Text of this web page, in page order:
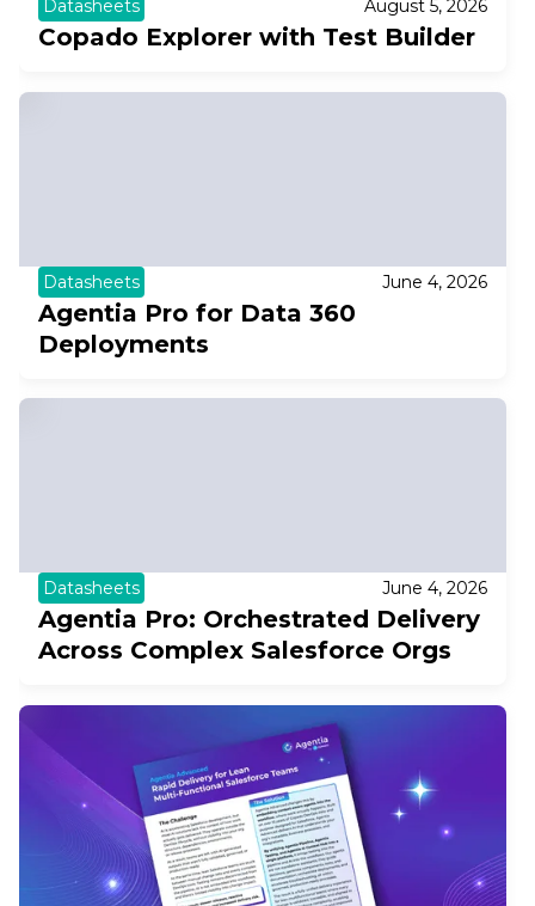
Datasheets August 5, 2026
Copado Explorer with Test Builder
Datasheets June 4, 2026
Agentia Pro for Data 360
Deployments
Datasheets June 4, 2026
Agentia Pro: Orchestrated Delivery
Across Complex Salesforce Orgs